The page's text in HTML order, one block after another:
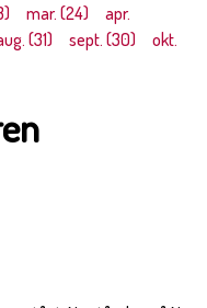
mar. (24)
apr.
(31) sept. (30)
okt.